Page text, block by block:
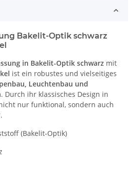
Bakelit-Optik schwarz
in Bakelit-Optik schwarz mit
ist ein robustes und vielseitiges
Leuchtenbau und
. Durch ihr klassisches Design in
nur funktional, sondern auch
(Bakelit-Optik)